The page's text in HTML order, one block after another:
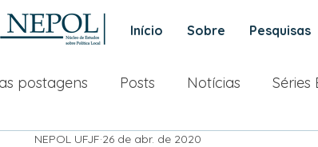
Início Sobre Pesquisas
postagens Posts Notícias Séries
NEPOL UFJF 26 de abr. de 2020